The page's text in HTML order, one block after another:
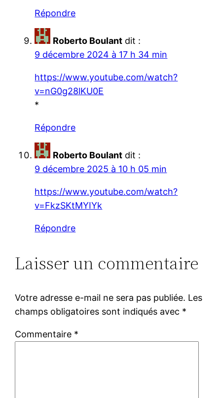
Répondre
Roberto Boulant dit :
9 décembre 2024 à 17 h 34 min
https://www.youtube.com/watch?
v=nG0g28lKU0E
*
Répondre
Roberto Boulant dit :
9 décembre 2025 à 10 h 05 min
https://www.youtube.com/watch?
v=FkzSKtMYIYk
Répondre
Laisser un commentaire
Votre adresse e-mail ne sera pas publiée. Les
champs obligatoires sont indiqués avec *
Commentaire *